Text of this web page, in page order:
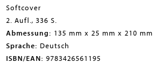
Softcover
2. Aufl., 336 S.
Abmessung: 135 mm x 25 mm x 210 mm
Sprache: Deutsch
ISBN/EAN: 9783426561195